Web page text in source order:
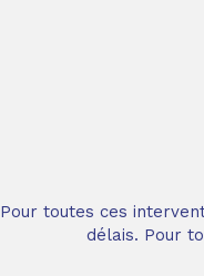
Pour toutes ces
délais. Pour